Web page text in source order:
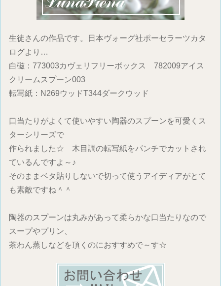
生徒さんの作品です。日本ヴォーグ社ポーセラーツカタ
ログより…
白磁：773003カヴェリフリーボックス 782009アイス
クリームスプーン003
転写紙：N269ウッドT344ダークウッド
口当たりがよくて使いやすい陶器のスプーンを可愛くス
ターシリーズで
作られました☆ 木目調の転写紙をパンチでカットされ
ているんですよ～♪
そのままベタ貼りしないで切って使うアイディアがとて
も素敵ですね＾＾
陶器のスプーンは丸みがあって柔らかな口当たりなので
スープやプリン、
茶わん蒸しなどを頂くのにおすすめで～す☆